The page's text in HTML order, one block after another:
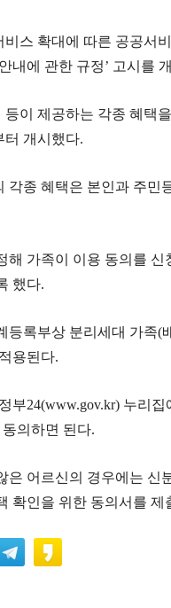
스 확대에 따른 공공서
내에 관한 규정’ 고시를
등이 제공하는 각종 혜택
터 개시했다.
각종 혜택은 본인과 주민
해 가족이 이용 동의를
했다.
등록부상 분리세대 가족(
용된다.
부24(www.gov.kr) 누리
의하면 된다.
은 어르신의 경우에는 신
확인을 위한 동의서를